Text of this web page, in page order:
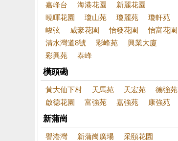
嘉峰台 海港花園
新麗花園
曉暉花園
瓊山苑 瓊麗苑
瓊軒苑
峻弦
威豪花園 怡發花園
怡富花園
清水灣道8號
彩峰苑
興業大廈
彩興苑
泰峰
橫頭磡
黃大仙下村 天馬苑 天宏苑
德強苑
啟德花園
富強苑 嘉強苑 康強苑
新蒲崗
譽港灣 新蒲崗廣場
采頤花園